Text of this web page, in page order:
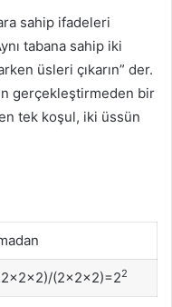
sahip ifadeleri
tabana sahip iki
üsleri çıkarın” der.
gerçekleştirmeden bir
tek koşul, iki üssün
(2×2×2)=22